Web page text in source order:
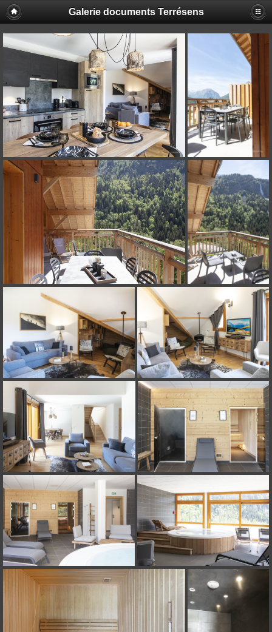
Galerie documents Terrésens